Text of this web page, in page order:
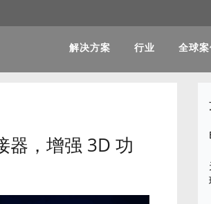
解决方案 行业 全球
器，增强 3D 功